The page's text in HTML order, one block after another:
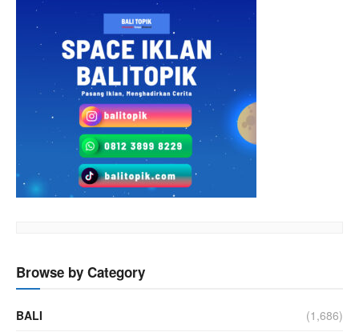
Browse by Category
BALI
(1,686)